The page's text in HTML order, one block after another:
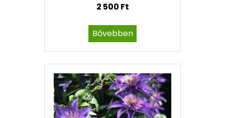
2 500 Ft
Bővebben